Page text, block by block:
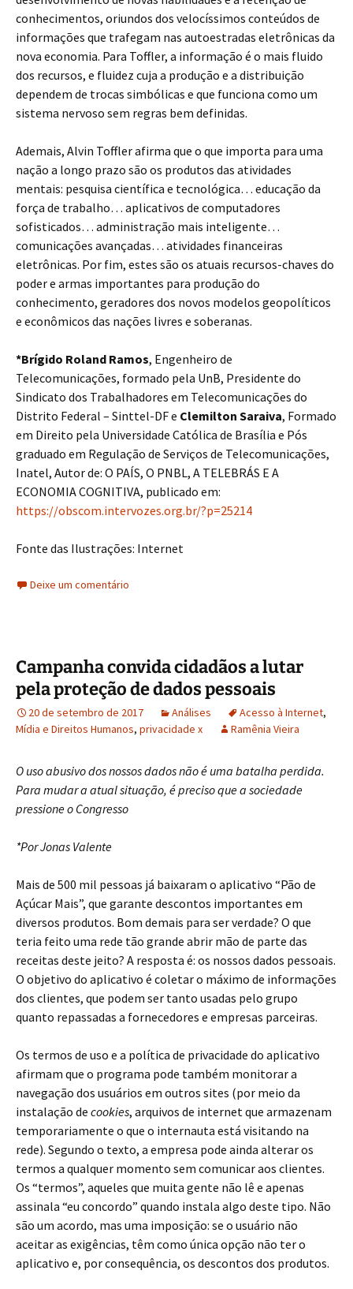
conhecimentos, oriundos dos velocíssimos conteúdos de
informações que trafegam nas autoestradas eletrônicas da
nova economia. Para Toffler, a informação é o mais fluido
dos recursos, e fluidez cuja a produção e a distribuição
dependem de trocas simbólicas e que funciona como um
sistema nervoso sem regras bem definidas.
Ademais, Alvin Toffler afirma que o que importa para uma
nação a longo prazo são os produtos das atividades
mentais: pesquisa científica e tecnológica… educação da
força de trabalho… aplicativos de computadores
sofisticados… administração mais inteligente…
comunicações avançadas… atividades financeiras
eletrônicas. Por fim, estes são os atuais recursos-chaves do
poder e armas importantes para produção do
conhecimento, geradores dos novos modelos geopolíticos
e econômicos das nações livres e soberanas.
*Brígido Roland Ramos, Engenheiro de
Telecomunicações, formado pela UnB, Presidente do
Sindicato dos Trabalhadores em Telecomunicações do
Distrito Federal – Sinttel-DF e Clemilton Saraiva, Formado
em Direito pela Universidade Católica de Brasília e Pós
graduado em Regulação de Serviços de Telecomunicações,
Inatel, Autor de: O PAÍS, O PNBL, A TELEBRÁS E A
ECONOMIA COGNITIVA, publicado em:
https://obscom.intervozes.org.br/?p=25214
Fonte das Ilustrações: Internet
Deixe um comentário
Campanha convida cidadãos a lutar
pela proteção de dados pessoais
20 de setembro de 2017 Análises Acesso à Internet,
Mídia e Direitos Humanos, privacidade x Ramênia Vieira
O uso abusivo dos nossos dados não é uma batalha perdida.
Para mudar a atual situação, é preciso que a sociedade
pressione o Congresso
*Por Jonas Valente
Mais de 500 mil pessoas já baixaram o aplicativo “Pão de
Açúcar Mais”, que garante descontos importantes em
diversos produtos. Bom demais para ser verdade? O que
teria feito uma rede tão grande abrir mão de parte das
receitas deste jeito? A resposta é: os nossos dados pessoais.
O objetivo do aplicativo é coletar o máximo de informações
dos clientes, que podem ser tanto usadas pelo grupo
quanto repassadas a fornecedores e empresas parceiras.
Os termos de uso e a política de privacidade do aplicativo
afirmam que o programa pode também monitorar a
navegação dos usuários em outros sites (por meio da
instalação de cookies, arquivos de internet que armazenam
temporariamente o que o internauta está visitando na
rede). Segundo o texto, a empresa pode ainda alterar os
termos a qualquer momento sem comunicar aos clientes.
Os “termos”, aqueles que muita gente não lê e apenas
assinala “eu concordo” quando instala algo deste tipo. Não
são um acordo, mas uma imposição: se o usuário não
aceitar as exigências, têm como única opção não ter o
aplicativo e, por consequência, os descontos dos produtos.